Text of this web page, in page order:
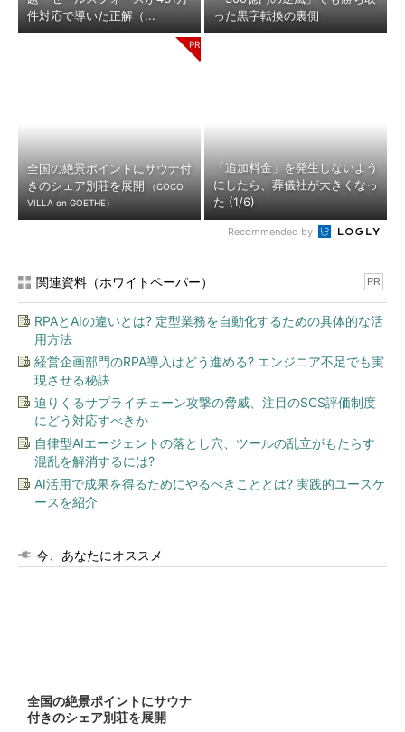
件対応で導いた正解（...
った黒字転換の裏側
全国の絶景ポイントにサウナ付
きのシェア別荘を展開
（COCO
VILLA on GOETHE）
「追加料金」を発生しないよう
にしたら、葬儀社が大きくなっ
た (1/6)
Recommended by
関連資料（ホワイトペーパー） PR
RPAとAIの違いとは? 定型業務を自動化するための具体的な活
用方法
経営企画部門のRPA導入はどう進める? エンジニア不足でも実
現させる秘訣
迫りくるサプライチェーン攻撃の脅威、注目のSCS評価制度
にどう対応すべきか
自律型AIエージェントの落とし穴、ツールの乱立がもたらす
混乱を解消するには?
AI活用で成果を得るためにやるべきこととは? 実践的ユースケ
ースを紹介
今、あなたにオススメ
全国の絶景ポイントにサウナ
付きのシェア別荘を展開